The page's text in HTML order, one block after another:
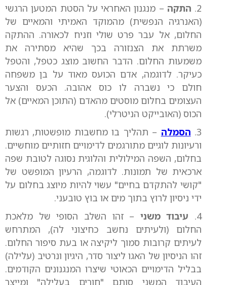
2. התקה – מנגנון האחראי על הסטת המטען הרגשי
(האנרגיה הנפשית) מהמוקד האמיתי והמאיים של
החלום, אל עבר פרט שולי וזניח לכאורה. ההתקה
משרתת את הצנזורה בכך שהיא מסתירה את
משמעות החלום. הדבר החשוב מוצג כטפל, והטפל
כעיקר. לדוגמה, אדם הכועס מאוד על בן משפחה
חולם כי נשברה לו כוס אהובה. הכעס והצער
העצומים בחלום מוסטים מהאדם (התוכן המאיים) אל
הכוס (האובייקט הניטרלי).
3. הסמלה – תהליך בו מחשבות מופשטות, רגשות
ורעיונות לוגיים מתורגמים לדימויים חזותיים מוחשיים.
בחלום, השפה המילולית והלוגית נסוגה לטובת שפה
ארכאית של תמונות. לדוגמה, הרעיון המופשט של
"קושי להתקדם בחיים" עשוי להיות מיוצג בחלום על
ידי ניסיון לרוץ בתוך מים או בוץ טובעני.
4.
עיבוד משני – זהו השלב הסופי של מלאכת
החלום (ולעיתים נחשב כחיצוני לה), המתרחש
לעיתים קרובות סמוך ליקיצה או בעת סיפור החלום.
זהו הניסיון של האגו ליצור סדר, היגיון ונרטיב (עלילה)
בבליל הדימויים הכאוטי שיצרו המנגנונים הקודמים.
העיבוד המשני סותם "חורים בעלילה" ומייצר